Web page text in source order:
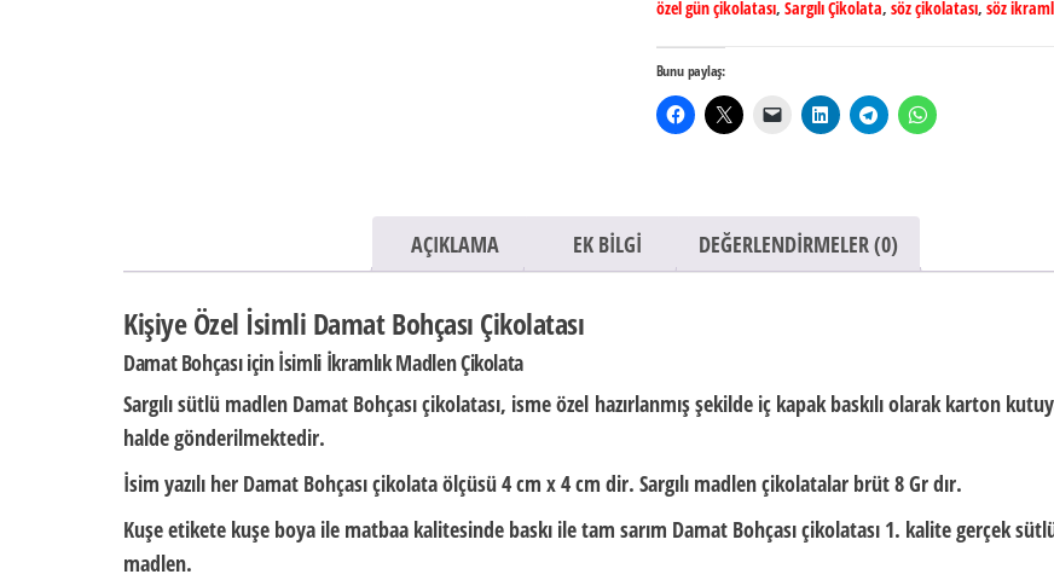
özel gün çikolatası, Sargılı Çikolata, söz çikolatası, söz
Bunu paylaş:
AÇIKLAMA EK BILGI DEĞERLENDIRMELER (0)
Kişiye Özel İsimli Damat Bohçası Çikolatası
Damat Bohçası için İsimli İkramlık Madlen Çikolata
Sargılı sütlü madlen Damat Bohçası çikolatası, isme özel hazırlanmış şekilde iç kapak baskılı olarakkarton
haldegönderilmektedir.
İsim yazılı her Damat Bohçası çikolata ölçüsü4 cm x 4 cm dir. Sargılı madlen çikolatalar brüt8 Grdır.
Kuşe etikete kuşe boya ile matbaa kalitesinde baskı ile tam sarım Damat Bohçası çikolatası 1. kalite gerçek
madlen.